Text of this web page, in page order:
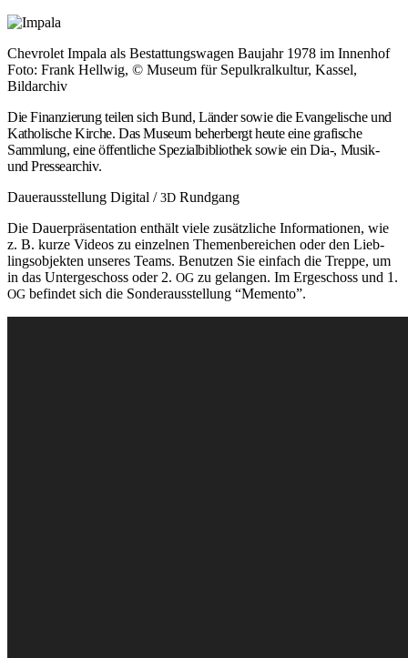
Che­vro­let Impa­la als Bestat­tungs­wa­gen Bau­jahr 1978 im Innen­hof
Foto: Frank Hell­wig, © Muse­um für Sepul­kral­kul­tur, Kas­sel,
Bildarchiv
Die Finan­zie­rung tei­len sich Bund, Län­der sowie die Evan­ge­li­sche und
Katho­li­sche Kir­che. Das Muse­um beher­bergt heu­te eine gra­fi­sche
Samm­lung, eine öffent­li­che Spe­zi­al­bi­blio­thek sowie ein Dia‑, Musik-
und Pressearchiv.
Dau­er­aus­stel­lung Digi­tal /3D Rundgang
Die Dau­er­prä­sen­ta­ti­on ent­hält vie­le zusätz­li­che Infor­ma­tio­nen, wie
z. B. kur­ze Vide­os zu ein­zel­nen The­men­be­rei­chen oder den Lieb­
lings­ob­jek­ten unse­res Teams. Benut­zen Sie ein­fach die Trep­pe, um
in das Unter­ge­schoss oder 2. OG zu gelan­gen. Im Erge­schoss und 1.
OG befin­det sich die Son­der­aus­stel­lung “Memen­to”.